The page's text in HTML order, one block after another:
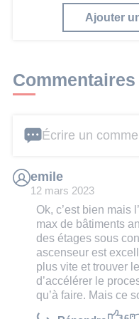
Ajouter
Commentaires
Écrire un
emile
12 mars 2023
Ok, c’est bien mais
max de bâtiments
des étages sous
ascenseur est
plus vite et trouver
d’accélérer le
qu’à faire. Mais ce